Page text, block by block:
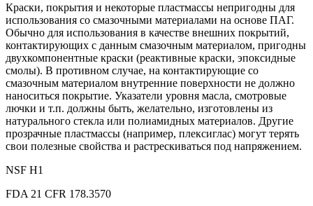
Краски, покрытия и некоторые пластмассы непригодны для
использования со смазочными материалами на основе ПАГ.
Обычно для использования в качестве внешних покрытий,
контактирующих с данным смазочным материалом, пригодны
двухкомпонентные краски (реактивные краски, эпоксидные
смолы). В противном случае, на контактирующие со
смазочным материалом внутренние поверхности не должно
наноситься покрытие. Указатели уровня масла, смотровые
лючки и т.п. должны быть, желательно, изготовлены из
натурального стекла или полиамидных материалов. Другие
прозрачные пластмассы (например, плексиглас) могут терять
свои полезные свойства и растрескиваться под напряжением.
NSF H1
FDA 21 CFR 178.3570